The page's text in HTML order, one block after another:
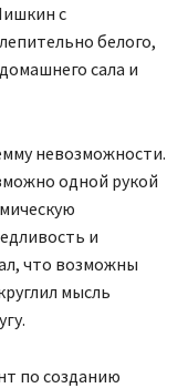
с
белого,
сала и
невозможности.
одной рукой
и
что возможны
мысль
по созданию